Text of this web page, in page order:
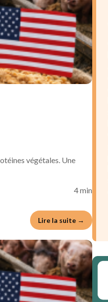
végétales. Une
4 min
Lire la suite →